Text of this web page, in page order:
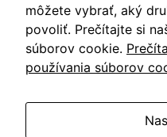
Videá
Blog
môžete vybrať, aký
povoliť. Prečítajte si
súborov cookie.
používania súborov